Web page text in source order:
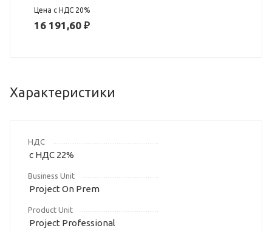
Цена с НДС 20%
16 191,60 ₽
Характеристики
НДС
с НДС 22%
Business Unit
Project On Prem
Product Unit
Project Professional